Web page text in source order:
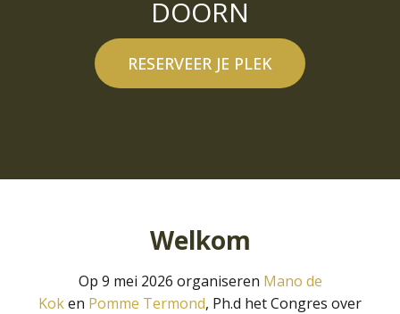
DOORN
RESERVEER JE PLEK
Welkom
Op 9 mei 2026 organiseren Mano de
Koken Pomme Termond, Ph.d het Congres over